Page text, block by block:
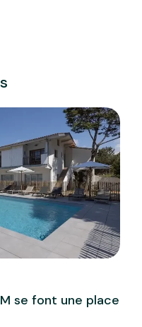
se font une place